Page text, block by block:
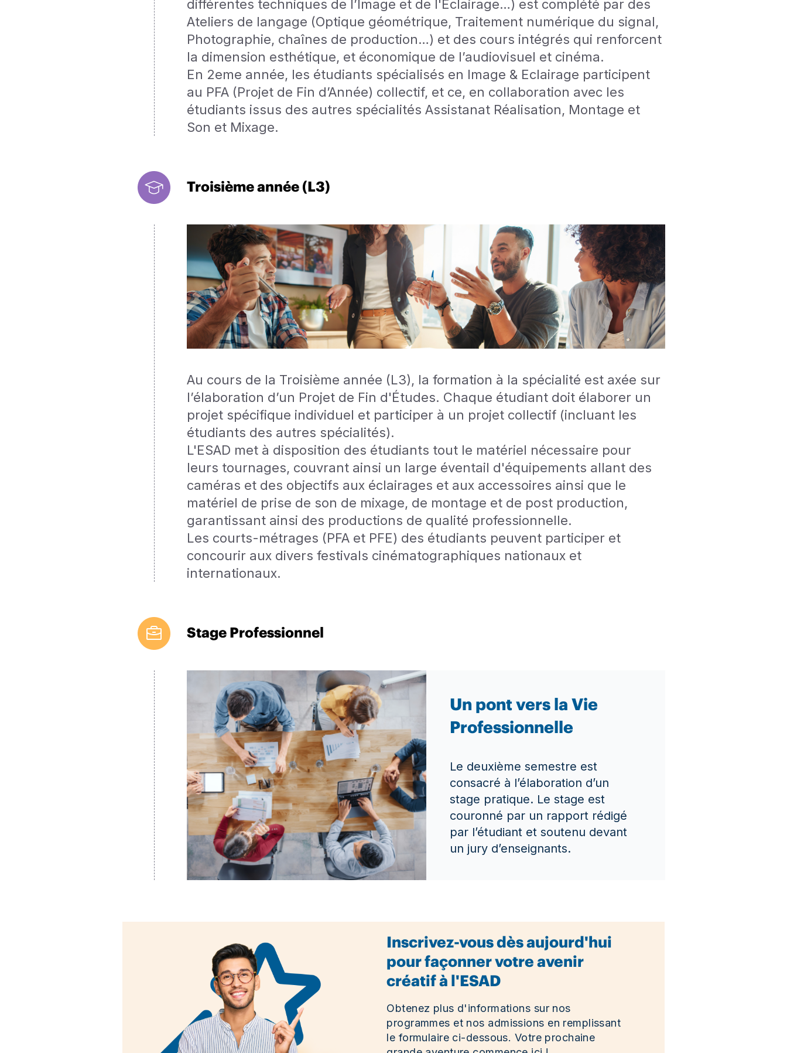
différentes techniques de l’Image et de l'Éclairage…) est complété par des
Ateliers de langage (Optique géométrique, Traitement numérique du signal,
Photographie, chaînes de production…) et des cours intégrés qui renforcent
la dimension esthétique, et économique de l’audiovisuel et cinéma.
En 2eme année, les étudiants spécialisés en Image & Eclairage participent
au PFA (Projet de Fin d’Année) collectif, et ce, en collaboration avec les
étudiants issus des autres spécialités Assistanat Réalisation, Montage et
Son et Mixage.
Troisième année (L3)
Au cours de la Troisième année (L3), la formation à la spécialité est axée sur
l’élaboration d’un Projet de Fin d'Études. Chaque étudiant doit élaborer un
projet spécifique individuel et participer à un projet collectif (incluant les
étudiants des autres spécialités).
L'ESAD met à disposition des étudiants tout le matériel nécessaire pour
leurs tournages, couvrant ainsi un large éventail d'équipements allant des
caméras et des objectifs aux éclairages et aux accessoires ainsi que le
matériel de prise de son de mixage, de montage et de post production,
garantissant ainsi des productions de qualité professionnelle.
Les courts-métrages (PFA et PFE) des étudiants peuvent participer et
concourir aux divers festivals cinématographiques nationaux et
internationaux.
Stage Professionnel
Un pont vers la Vie
Professionnelle
Le deuxième semestre est
consacré à l’élaboration d’un
stage pratique. Le stage est
couronné par un rapport rédigé
par l’étudiant et soutenu devant
un jury d’enseignants.
Inscrivez-vous dès aujourd'hui
pour façonner votre avenir
créatif à l'ESAD
Obtenez plus d'informations sur nos
programmes et nos admissions en remplissant
le formulaire ci-dessous. Votre prochaine